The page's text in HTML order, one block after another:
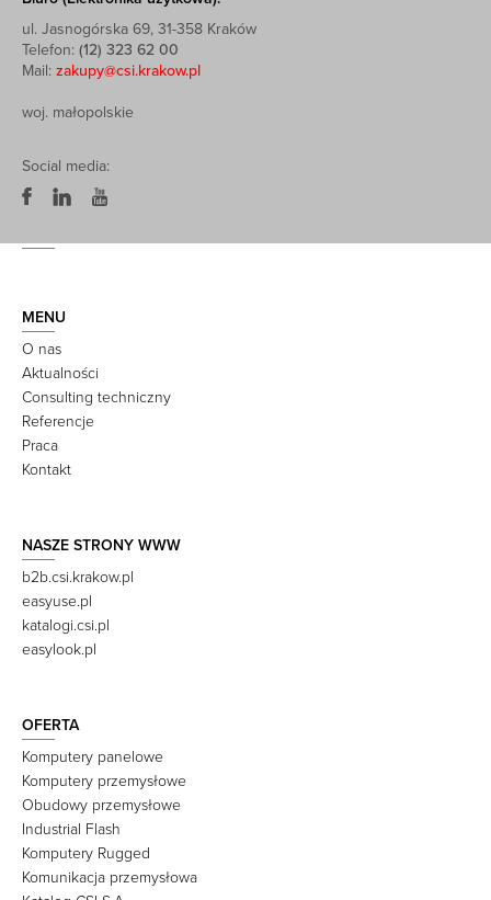
ul. Jasnogórska 69, 31-358 Kraków
Telefon: (12) 323 62 00
Mail: zakupy@csi.krakow.pl
woj. małopolskie
Social media:
MENU
O nas
Aktualności
Consulting techniczny
Referencje
Praca
Kontakt
NASZE STRONY WWW
b2b.csi.krakow.pl
easyuse.pl
katalogi.csi.pl
easylook.pl
OFERTA
Komputery panelowe
Komputery przemysłowe
Obudowy przemysłowe
Industrial Flash
Komputery Rugged
Komunikacja przemysłowa